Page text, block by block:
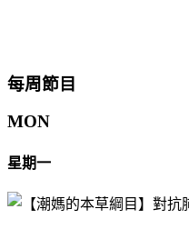
每周節目
MON
星期一